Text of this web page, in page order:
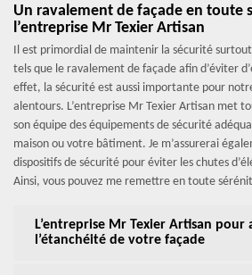
Un ravalement de façade en toute
l’entreprise Mr Texier Artisan
Il est primordial de maintenir la sécurité
tels que le ravalement de façade afin d’éviter
effet, la sécurité est aussi importante pour
alentours. L’entreprise Mr Texier Artisan met
son équipe des équipements de sécurité
maison ou votre bâtiment. Je m’assurerai
dispositifs de sécurité pour éviter les chutes
Ainsi, vous pouvez me remettre en toute
L’entreprise Mr Texier Artisan pour
l’étanchéité de votre façade